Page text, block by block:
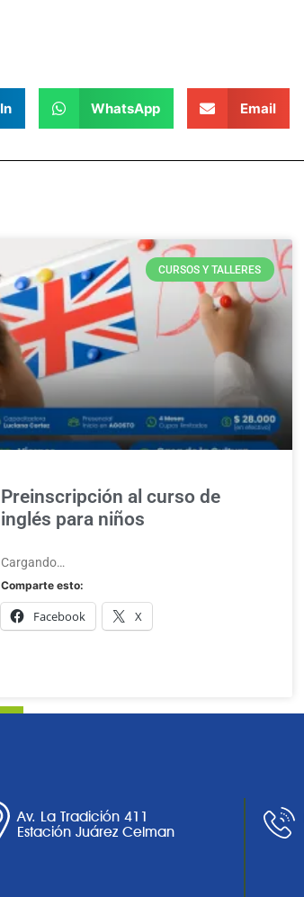
WhatsApp Email
CURSOS Y TALLERES
Preinscripción al curso de
inglés para niños
Cargando…
Comparte esto:
Facebook X
Av. La Tradición 411
Estación Juárez Celman